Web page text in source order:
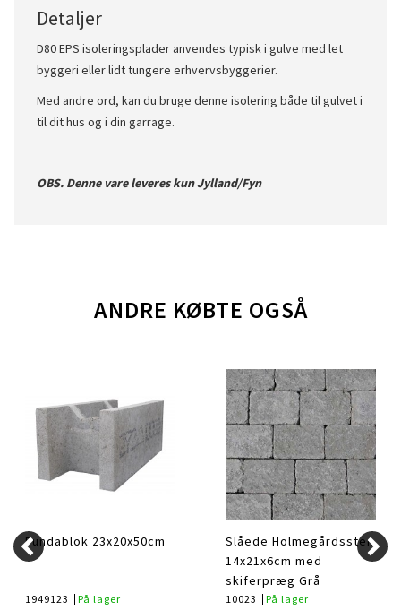
Detaljer
D80 EPS isoleringsplader anvendes typisk i gulve med let
byggeri eller lidt tungere erhvervsbyggerier.
Med andre ord, kan du bruge denne isolering både til gulvet i
til dit hus og i din garrage.
OBS. Denne vare leveres kun Jylland/Fyn
ANDRE KØBTE OGSÅ
Fundablok 23x20x50cm
1949123 På lager
Slåede Holmegårdssten
14x21x6cm med
skiferpræg Grå
10023 På lager